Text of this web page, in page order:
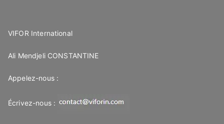
VIFOR International
Ali Mendjeli CONSTANTINE
Appelez-nous :
Écrivez-nous :